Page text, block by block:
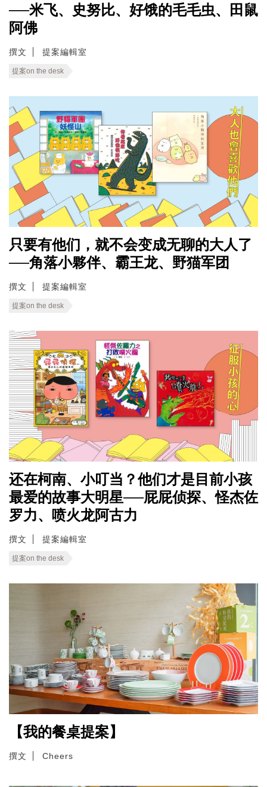
──米飞、史努比、好饿的毛毛虫、田鼠
阿佛
撰文 提案編輯室
提案on the desk
只要有他们，就不会变成无聊的大人了
──角落小夥伴、霸王龙、野猫军团
撰文 提案編輯室
提案on the desk
还在柯南、小叮当？他们才是目前小孩
最爱的故事大明星──屁屁侦探、怪杰佐
罗力、喷火龙阿古力
撰文 提案編輯室
提案on the desk
【我的餐桌提案】
撰文 Cheers